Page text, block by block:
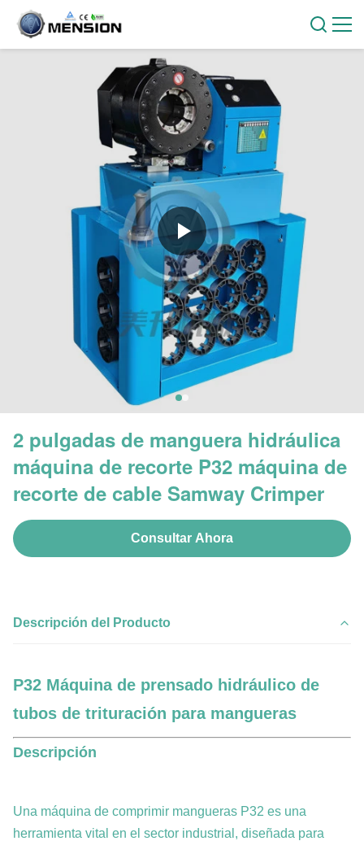
2 pulgadas de manguera hidráulica
máquina de recorte P32 máquina de
recorte de cable Samway Crimper
Consultar Ahora
Descripción del Producto
P32 Máquina de prensado hidráulico de
tubos de trituración para mangueras
Descripción
Una máquina de comprimir mangueras P32 es una
herramienta vital en el sector industrial, diseñada para